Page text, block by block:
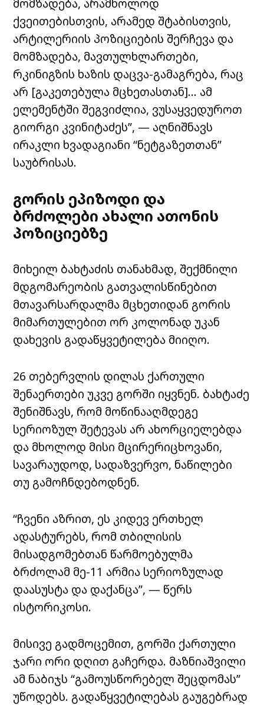
ქვეითებისთვის, არამედ შტაბისთვის,
არტილერიის პოზიციების შერჩევა და
მომზადება, მავთულხლართები,
რკინიგზის ხაზის დაცვა-გამაგრება, რაც
არ [გაკეთებულა მცხეთასთან]… ამ
ელემენტში შეგვიძლია, ვუსაყვედუროთ
გიორგი კვინიტაძეს”, — აღნიშნავს
ირაკლი ხვადაგიანი “ნეტგაზეთთან”
საუბრისას.
გორის ეპიზოდი და
ბრძოლები ახალი ათონის
პოზიციებზე
მიხეილ ბახტაძის თანახმად, შექმნილი
მდგომარეობის გათვალისწინებით
მთავარსარდალმა მცხეთიდან გორის
მიმართულებით ორ კოლონად უკან
დახევის გადაწყვეტილება მიიღო.
26 თებერვლის დილას ქართული
შენაერთები უკვე გორში იყვნენ. ბახტაძე
შენიშნავს, რომ მოწინააღმდეგე
სერიოზულ შეტევას არ ახორციელებდა
და მხოლოდ მისი მცირერიცხოვანი,
სავარაუდოდ, სადაზვერვო, ნაწილები
თუ გამოჩნდებოდნენ.
“ჩვენი აზრით, ეს კიდევ ერთხელ
ადასტურებს, რომ თბილისის
მისადგომებთან წარმოებულმა
ბრძოლამ მე-11 არმია სერიოზულად
დაასუსტა და დაქანცა”, — წერს
ისტორიკოსი.
მისივე გადმოცემით, გორში ქართული
ჯარი ორი დღით გაჩერდა. მაზნიაშვილი
ამ ნაბიჯს “გამოუსწორებელ შეცდომას”
უწოდებს. გადაწყვეტილებას გაუგებრად